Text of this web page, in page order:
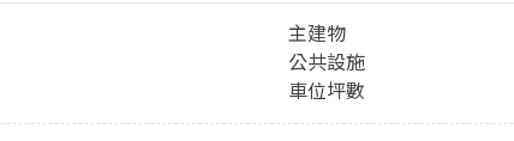
主建物
公共設施
車位坪數